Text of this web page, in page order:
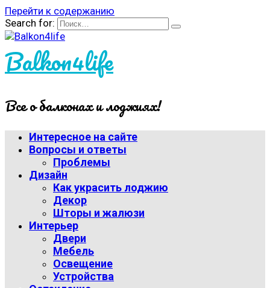
Перейти к содержанию
Search for:
Balkon4life
Все о балконах и лоджиях!
Интересное на сайте
Вопросы и ответы
Проблемы
Дизайн
Как украсить лоджию
Декор
Шторы и жалюзи
Интерьер
Двери
Мебель
Освещение
Устройства